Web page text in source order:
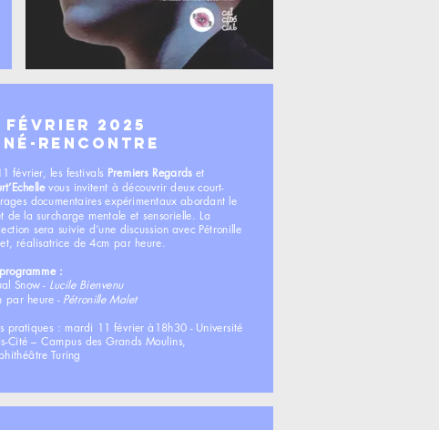
février 2025
rencontre​
février, les festivals Premiers Regardset
vous invitent à découvrir deux court-
documentaires expérimentaux abordant le
de la surcharge mentale et sensorielle. La
sera suivie d’une discussion avec Pétronille
réalisatrice de 4cm par heure.
:
Snow - Lucile Bienvenu
par heure - Pétronille Malet
pratiques : mardi 11 février à18h30 - Université
Cité – Campus des Grands Moulins,
Turing